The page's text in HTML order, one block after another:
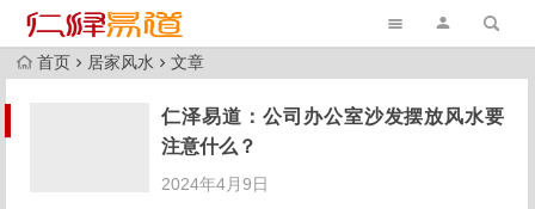
首页 居家风水 文章
仁泽易道：公司办公室沙发摆放风水要
注意什么？
2024年4月9日